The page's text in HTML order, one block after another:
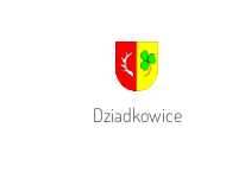
Dziadkowice